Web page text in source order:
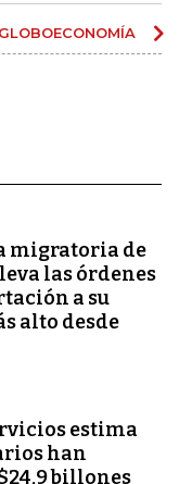
migratoria de
las órdenes
a su
alto desde
estima
han
billones